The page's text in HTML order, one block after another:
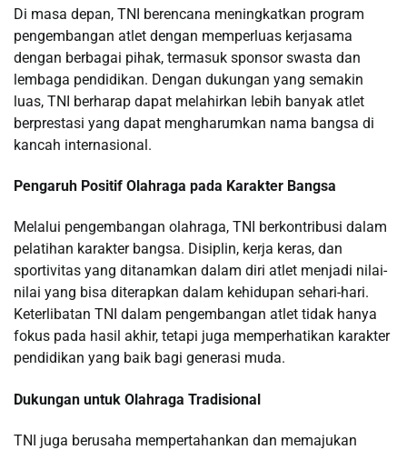
Di masa depan, TNI berencana meningkatkan program
pengembangan atlet dengan memperluas kerjasama
dengan berbagai pihak, termasuk sponsor swasta dan
lembaga pendidikan. Dengan dukungan yang semakin
luas, TNI berharap dapat melahirkan lebih banyak atlet
berprestasi yang dapat mengharumkan nama bangsa di
kancah internasional.
Pengaruh Positif Olahraga pada Karakter Bangsa
Melalui pengembangan olahraga, TNI berkontribusi dalam
pelatihan karakter bangsa. Disiplin, kerja keras, dan
sportivitas yang ditanamkan dalam diri atlet menjadi nilai-
nilai yang bisa diterapkan dalam kehidupan sehari-hari.
Keterlibatan TNI dalam pengembangan atlet tidak hanya
fokus pada hasil akhir, tetapi juga memperhatikan karakter
pendidikan yang baik bagi generasi muda.
Dukungan untuk Olahraga Tradisional
TNI juga berusaha mempertahankan dan memajukan